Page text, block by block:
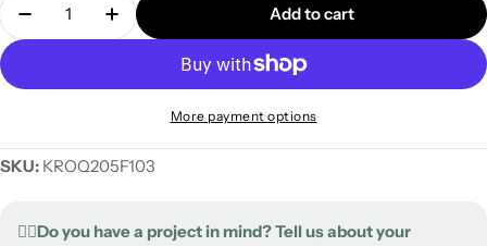
Decrease quantity for Ceiling canopy Rose-One
Increase quantity for Ceiling canopy
Add to cart
More payment options
SKU: KROQ205F103
✍🏻Do you have a project in mind? Tell us about your